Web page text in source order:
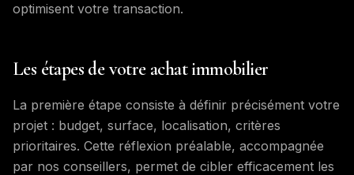
optimisent votre transaction.
Les étapes de votre achat immobilier
La première étape consiste à définir précisément votre
projet : budget, surface, localisation, critères
prioritaires. Cette réflexion préalable, accompagnée
par nos conseillers, permet de cibler efficacement les